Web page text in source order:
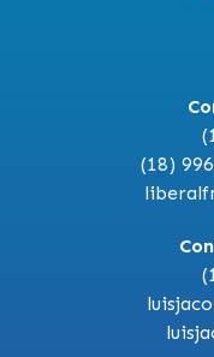
(18)